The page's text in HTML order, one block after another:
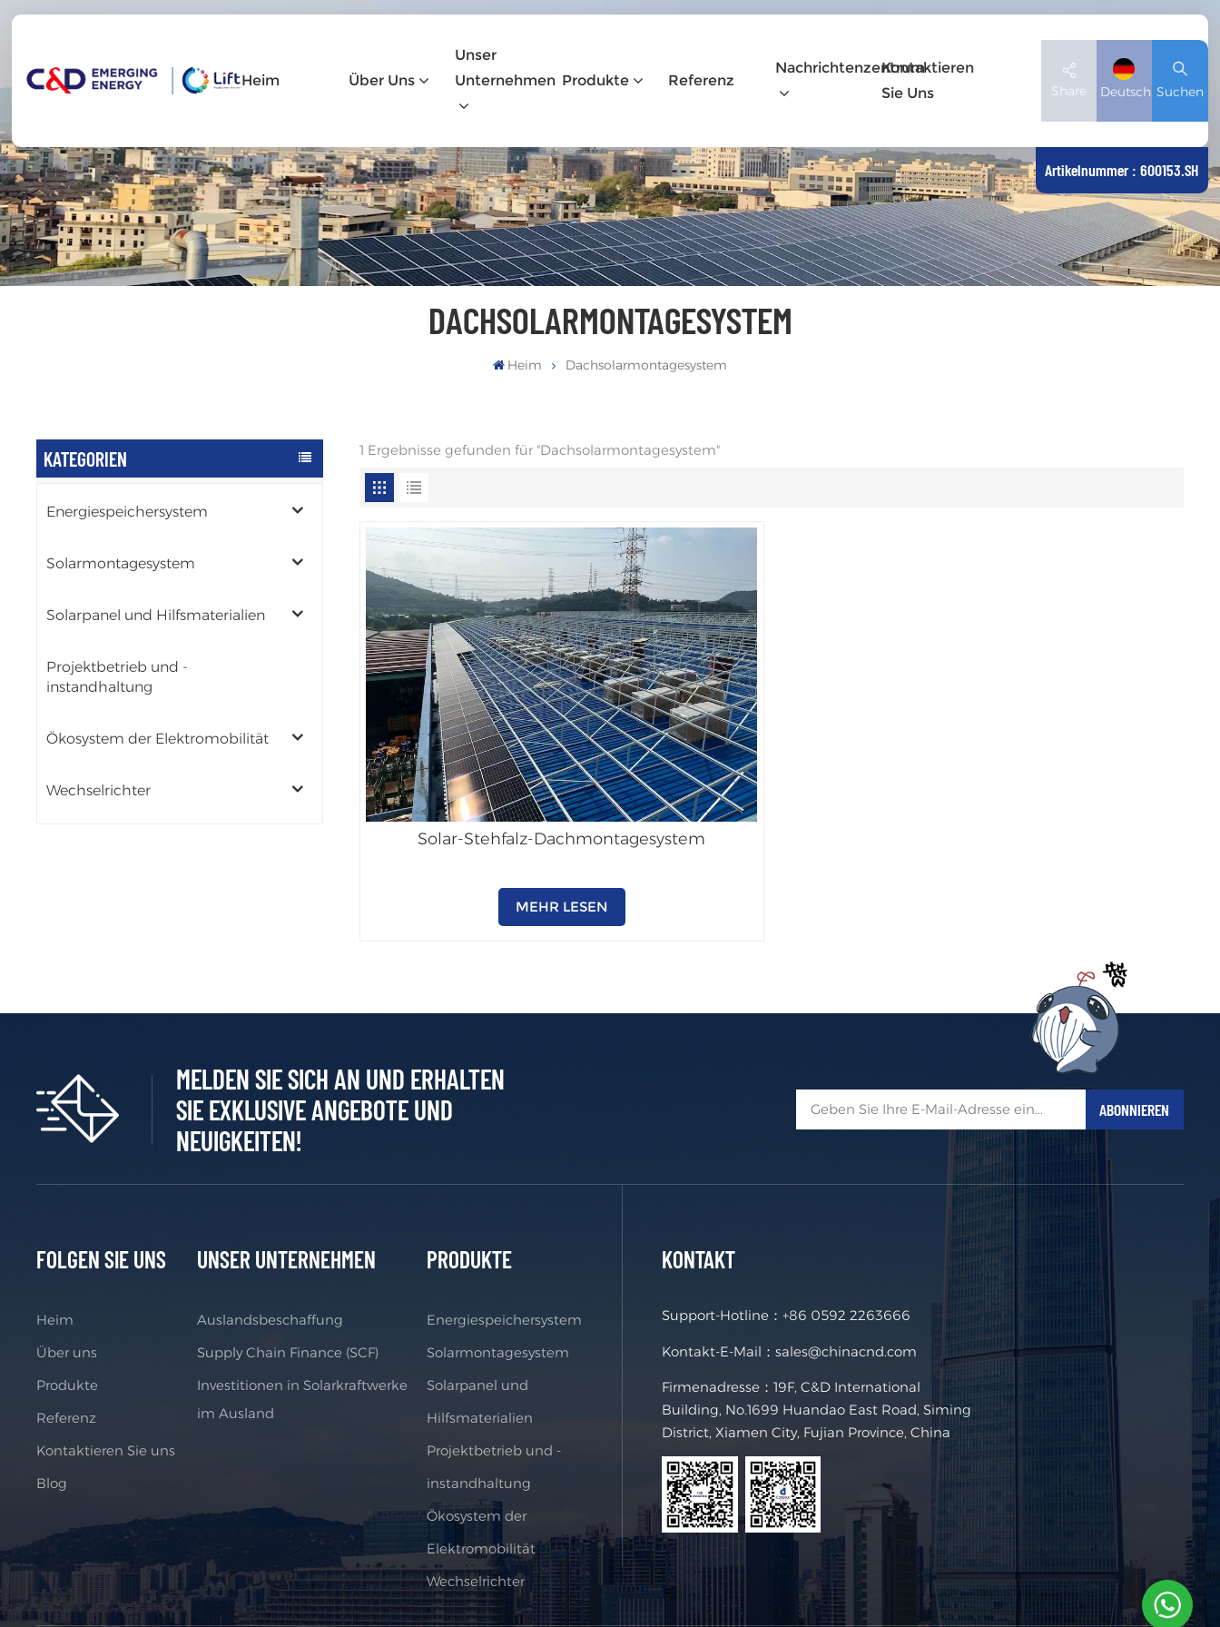
Heim Über Uns
Unser
Unternehmen Produkte Referenz
NachrichtenzentrumKontaktieren
Sie Uns
Share Deutsch
Deutsch
español
Suchen
Artikelnummer : 600153.SH
DACHSOLARMONTAGESYSTEM
Heim Dachsolarmontagesystem
KATEGORIEN
Energiespeichersystem
Solarmontagesystem
Solarpanel und Hilfsmaterialien
Projektbetrieb und -
instandhaltung
Ökosystem der Elektromobilität
Wechselrichter
1 Ergebnisse gefunden für "Dachsolarmontagesystem"
Solar-Stehfalz-Dachmontagesystem
MEHR LESEN
MELDEN SIE SICH AN UND ERHALTEN
SIE EXKLUSIVE ANGEBOTE UND
NEUIGKEITEN!
FOLGEN SIE UNS
Heim
Über uns
Produkte
Referenz
Kontaktieren Sie uns
Blog
UNSER UNTERNEHMEN
Auslandsbeschaffung
Supply Chain Finance (SCF)
Investitionen in Solarkraftwerke
im Ausland
PRODUKTE
Energiespeichersystem
Solarmontagesystem
Solarpanel und
Hilfsmaterialien
Projektbetrieb und -
instandhaltung
Ökosystem der
Elektromobilität
Wechselrichter
KONTAKT
Support-Hotline：+86 0592 2263666
Kontakt-E-Mail：sales@chinacnd.com
Firmenadresse：19F, C&D International
Building, No.1699 Huandao East Road, Siming
District, Xiamen City, Fujian Province, China